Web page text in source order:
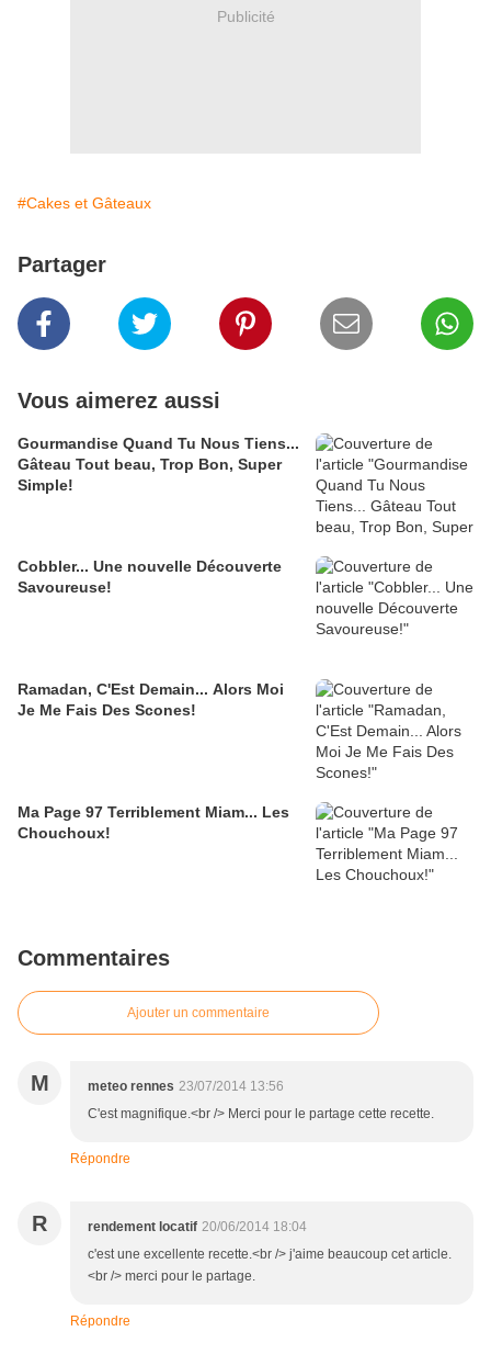
Publicité
#Cakes et Gâteaux
Partager
Vous aimerez aussi
Gourmandise Quand Tu Nous Tiens...
Gâteau Tout beau, Trop Bon, Super
Simple!
Cobbler... Une nouvelle Découverte
Savoureuse!
Ramadan, C'Est Demain... Alors Moi
Je Me Fais Des Scones!
Ma Page 97 Terriblement Miam... Les
Chouchoux!
Commentaires
Ajouter un commentaire
M meteo rennes 23/07/2014 13:56
C'est magnifique.<br /> Merci pour le partage cette recette.
Répondre
R rendement locatif 20/06/2014 18:04
c'est une excellente recette.<br /> j'aime beaucoup cet article.
<br /> merci pour le partage.
Répondre